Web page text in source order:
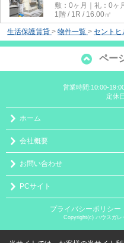
敷：0ヶ月｜礼：0ヶ
1階 / 1R / 16.00㎡
生活保護賃貸 > 物件一覧 > セントヒ
ペー
営業時間:10:00-
定休
ホーム
会社概要
お問い合わせ
PCサイト
プライバシーポリシー
Copyright(c) ハウスガレ